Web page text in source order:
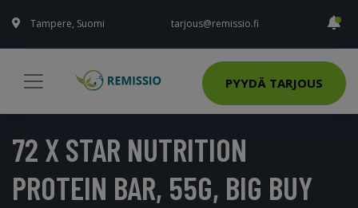
Tampere, Suomi tarjous@remissio.fi
PYYDÄ TARJOUS
72 X STAR NUTRITION
PROTEIN BAR, 55G, BIG BUY